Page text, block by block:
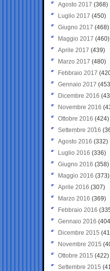
Agosto 2017 (368)
Luglio 2017 (450)
Giugno 2017 (468)
Maggio 2017 (460)
Aprile 2017 (439)
Marzo 2017 (480)
Febbraio 2017
Gennaio 2017
Dicembre 2016
Novembre 2016
Ottobre 2016 (424)
Settembre 2016
Agosto 2016 (332)
Luglio 2016 (336)
Giugno 2016 (358)
Maggio 2016 (373)
Aprile 2016 (307)
Marzo 2016 (369)
Febbraio 2016
Gennaio 2016
Dicembre 2015
Novembre 2015
Ottobre 2015 (422)
Settembre 2015